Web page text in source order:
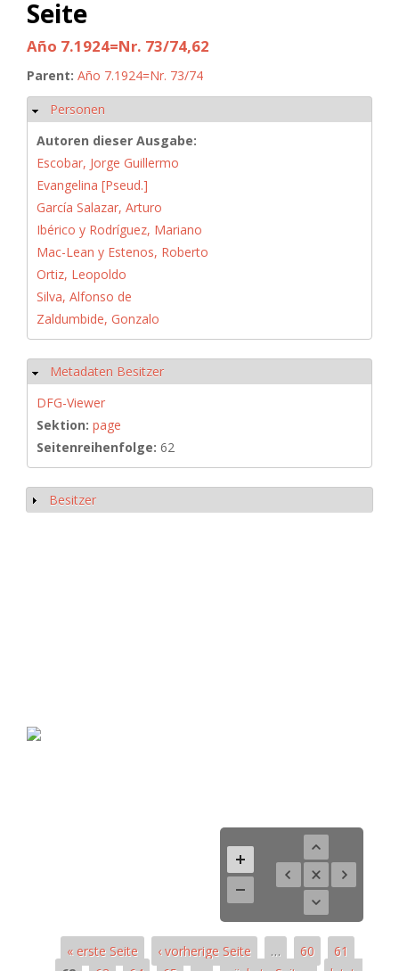
Seite
Año 7.1924=Nr. 73/74,62
Parent: Año 7.1924=Nr. 73/74
Ausblenden
Personen
Autoren dieser Ausgabe:
Escobar, Jorge Guillermo
Evangelina [Pseud.]
García Salazar, Arturo
Ibérico y Rodríguez, Mariano
Mac-Lean y Estenos, Roberto
Ortiz, Leopoldo
Silva, Alfonso de
Zaldumbide, Gonzalo
Ausblenden
Metadaten Besitzer
DFG-Viewer
Sektion: page
Seitenreihenfolge: 62
Anzeigen
Besitzer
« erste Seite ‹ vorherige Seite … 60
61